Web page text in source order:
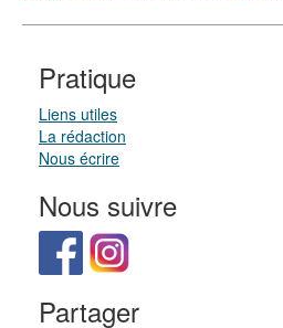
Pratique
Liens utiles
La rédaction
Nous écrire
Nous suivre
Partager